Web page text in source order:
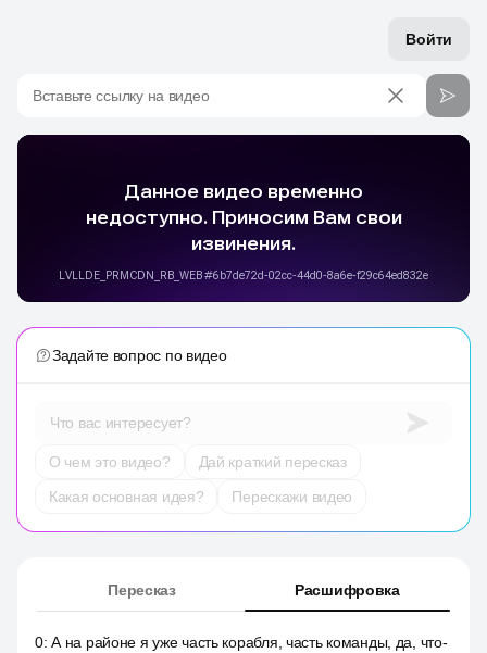
Войти
Вставьте ссылку на видео
Задайте вопрос по видео
Что вас интересует?
О чем это видео?
Дай краткий пересказ
Какая основная идея?
Перескажи видео
Пересказ Расшифровка
0:А на районе я уже часть корабля, часть команды, да, что-